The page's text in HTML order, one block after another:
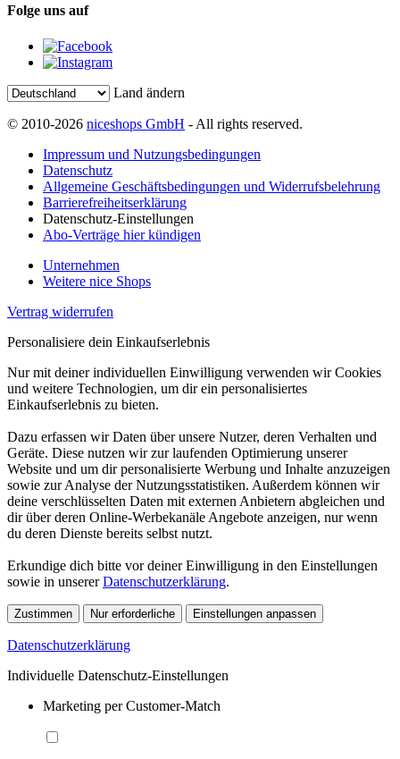
Folge uns auf
Land ändern
© 2010-2026 niceshops GmbH - All rights reserved.
Impressum und Nutzungsbedingungen
Datenschutz
Allgemeine Geschäftsbedingungen und Widerrufsbelehrung
Barrierefreiheitserklärung
Datenschutz-Einstellungen
Abo-Verträge hier kündigen
Unternehmen
Weitere nice Shops
Vertrag widerrufen
Personalisiere dein Einkaufserlebnis
Nur mit deiner individuellen Einwilligung verwenden wir Cookies
und weitere Technologien, um dir ein personalisiertes
Einkaufserlebnis zu bieten.
Dazu erfassen wir Daten über unsere Nutzer, deren Verhalten und
Geräte. Diese nutzen wir zur laufenden Optimierung unserer
Website und um dir personalisierte Werbung und Inhalte anzuzeigen
sowie zur Analyse der Nutzungsstatistiken. Außerdem können wir
deine verschlüsselten Daten mit externen Anbietern abgleichen und
dir über deren Online-Werbekanäle Angebote anzeigen, nur wenn
du deren Dienste bereits selbst nutzt.
Erkundige dich bitte vor deiner Einwilligung in den Einstellungen
sowie in unsererDatenschutzerklärung.
Zustimmen Nur erforderliche Einstellungen anpassen
Datenschutzerklärung
Individuelle Datenschutz-Einstellungen
Marketing per Customer-Match